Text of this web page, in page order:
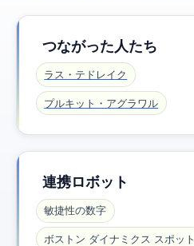
つながった人たち
ラス・テドレイク
プルキット・アグラワル
連携ロボット
敏捷性の数字
ボストン ダイナミクス スポット